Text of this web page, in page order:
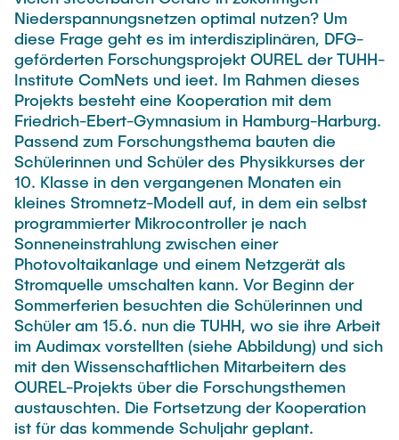
Research Fellows
Musab Ahmed Eltayeb Ahmed
Teresa Algarra
Konrad Fuger
Dr.-Ing. Aliyu Makama
Daniel Plöger
Yevhenii Shudrenko
Lab Engineers
Frank Laue
Former Staff Members
Thomas Müller
Leo Krüger
FlowEmu
Completed Projects
STUDENT THESES
ACTIVITIES
PUBLICATIONS
DIRECTIONS
Niederspannungsnetzen optimal nutzen? Um
diese Frage geht es im interdisziplinären, DFG-
geförderten Forschungsprojekt OUREL der TUHH-
Institute ComNets und ieet. Im Rahmen dieses
Projekts besteht eine Kooperation mit dem
Friedrich-Ebert-Gymnasium in Hamburg-Harburg.
Passend zum Forschungsthema bauten die
Schülerinnen und Schüler des Physikkurses der
10. Klasse in den vergangenen Monaten ein
kleines Stromnetz-Modell auf, in dem ein selbst
programmierter Mikrocontroller je nach
Sonneneinstrahlung zwischen einer
Photovoltaikanlage und einem Netzgerät als
Stromquelle umschalten kann. Vor Beginn der
Sommerferien besuchten die Schülerinnen und
Schüler am 15.6. nun die TUHH, wo sie ihre Arbeit
im Audimax vorstellten (siehe Abbildung) und sich
mit den Wissenschaftlichen Mitarbeitern des
OUREL-Projekts über die Forschungsthemen
austauschten. Die Fortsetzung der Kooperation
ist für das kommende Schuljahr geplant.